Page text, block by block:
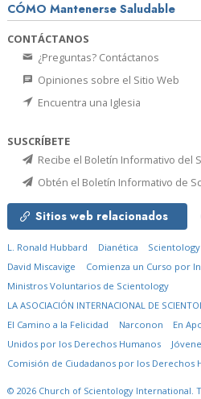
CÓMO Mantenerse Saludable
CONTÁCTANOS
¿Preguntas? Contáctanos
Opiniones sobre el Sitio Web
Encuentra una Iglesia
SUSCRÍBETE
Recibe el Boletín Informativo del
Obtén el Boletín Informativo de
Sitios web relacionados
L. Ronald Hubbard Dianética
David Miscavige
Comienza un Curso por
Ministros Voluntarios de Scientology
LA ASOCIACIÓN INTERNACIONAL DE
El Camino a la Felicidad
Narconon
En
Unidos por los Derechos Humanos
Comisión de Ciudadanos por los Derechos
© 2026 Church of Scientology International.